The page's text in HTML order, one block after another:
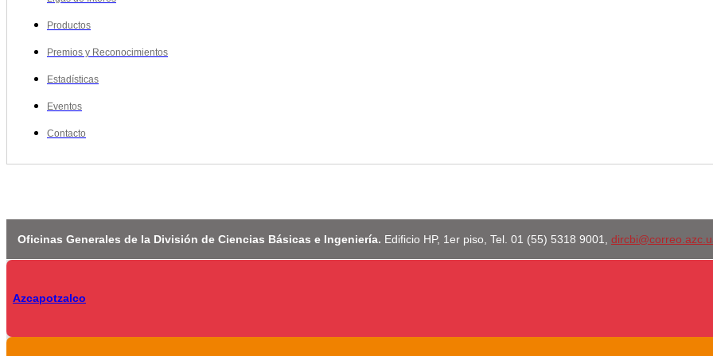
Productos
Premios y Reconocimientos
Estadísticas
Eventos
Contacto
Oficinas Generales de la División de Ciencias Básicas e Ingeniería. Edificio HP, 1er piso, Tel. 01 (55) 5318 9001,
Azcapotzalco